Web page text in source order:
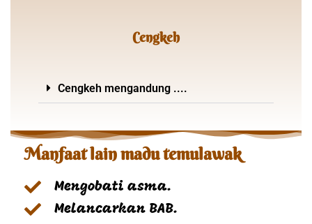
Cengkeh
Cengkeh mengandung ....
Manfaat lain madu temulawak
Mengobati asma.
Melancarkan BAB.